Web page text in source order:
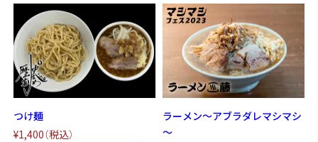
つけ麺
¥1,400（税込）
ラーメン～アブラダレマシマシ
～